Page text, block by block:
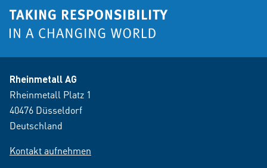
Rheinmetall AG
Rheinmetall Platz 1
40476 Düsseldorf
Deutschland
Kontakt aufnehmen